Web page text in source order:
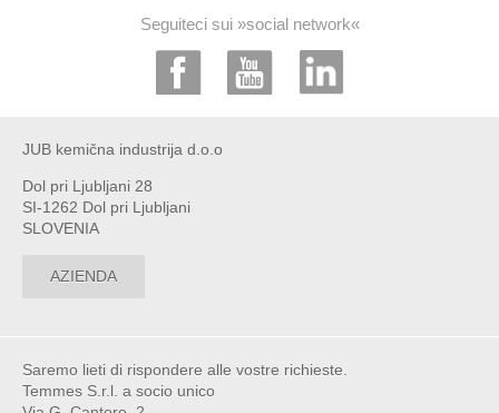
Seguiteci sui »social network«
JUB kemična industrija d.o.o
Dol pri Ljubljani 28
SI-1262 Dol pri Ljubljani
SLOVENIA
AZIENDA
Saremo lieti di rispondere alle vostre richieste.
Temmes S.r.l. a socio unico